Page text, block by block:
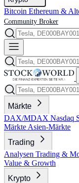
Bitcoin Ethereum &
Community Broker
Märkte
DAX/MDAX Nasdaq
Märkte Asien-Märkte
Trading
Analysen Trading &
Value & Growth
Krypto